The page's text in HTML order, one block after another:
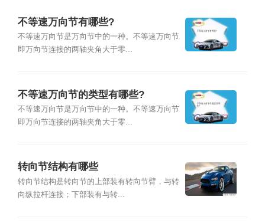
不等速万向节有哪些?
不等速万向节是万向节中的一种。不等速万向节
即万向节连接的两轴夹角大于零...
不等速万向节的类型有哪些?
不等速万向节是万向节中的一种。不等速万向节
即万向节连接的两轴夹角大于零...
转向节结构有哪些
转向节结构是转向节的上部装有转向节臂，与转
向纵拉杆连接；下部装有与转...